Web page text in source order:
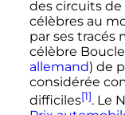
des circuits de
célèbres au
par ses
célèbre
allemand) de
considérée
difficiles[1]. Le